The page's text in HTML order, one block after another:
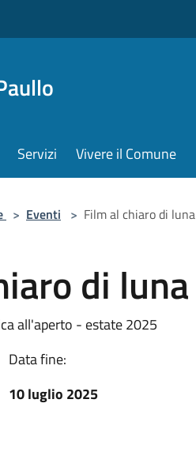
Servizi Vivere il Comune
> Eventi > Film al chiaro di luna
di luna
all'aperto - estate 2025
Data fine:
10 luglio 2025